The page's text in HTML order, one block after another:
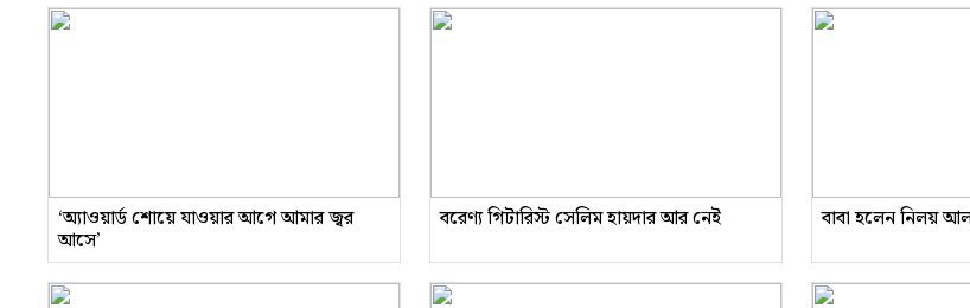
‘অ্যাওয়ার্ড শোয়ে যাওয়ার আগে আমার জ্বর
আসে’
বরেণ্য গিটারিস্ট সেলিম হায়দার আর নেই বাবা হলেন নিলয়